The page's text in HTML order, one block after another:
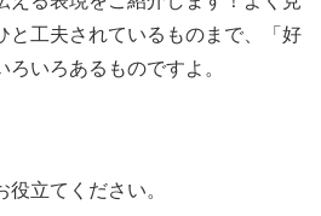
と工夫されているものまで、「好
いろあるものですよ。
立てください。